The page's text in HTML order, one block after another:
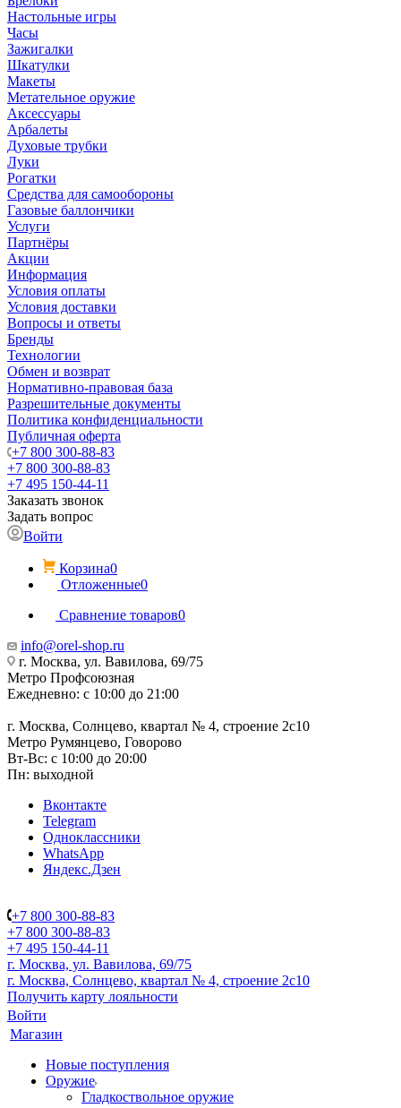
Настольные игры
Часы
Зажигалки
Шкатулки
Макеты
Метательное оружие
Аксессуары
Арбалеты
Духовые трубки
Луки
Рогатки
Средства для самообороны
Газовые баллончики
Услуги
Партнёры
Акции
Информация
Условия оплаты
Условия доставки
Вопросы и ответы
Бренды
Технологии
Обмен и возврат
Нормативно-правовая база
Разрешительные документы
Политика конфиденциальности
Публичная оферта
+7 800 300-88-83
+7 800 300-88-83
+7 495 150-44-11
Заказать звонок
Задать вопрос
Войти
Корзина0
Отложенные0
Сравнение товаров0
info@orel-shop.ru
г. Москва, ул. Вавилова, 69/75
Метро Профсоюзная
Ежедневно: с 10:00 до 21:00
г. Москва, Солнцево, квартал № 4, строение 2с10
Метро Румянцево, Говорово
Вт-Вс: с 10:00 до 20:00
Пн: выходной
Вконтакте
Telegram
Одноклассники
WhatsApp
Яндекс.Дзен
+7 800 300-88-83
+7 800 300-88-83
+7 495 150-44-11
г. Москва, ул. Вавилова, 69/75
г. Москва, Солнцево, квартал № 4, строение 2с10
Получить карту лояльности
Войти
Магазин
Новые поступления
Оружие
Гладкоствольное оружие